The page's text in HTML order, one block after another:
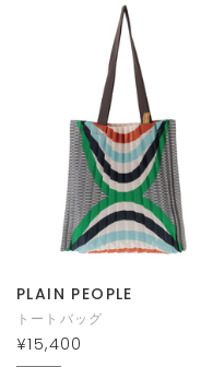
PLAIN PEOPLE
トートバッグ
¥15,400